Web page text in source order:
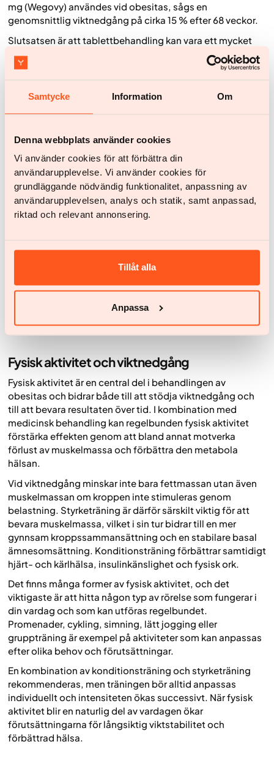
Samtycke Information Om
Denna webbplats använder cookies
Vi använder cookies för att förbättra din
användarupplevelse. Vi använder cookies för
grundläggande nödvändig funktionalitet, anpassning av
användarupplevelsen, analys och statik, samt anpassad,
riktad och relevant annonsering.
Tillåt alla
Anpassa
mg (Wegovy) användes vid obesitas, sågs en
genomsnittlig viktnedgång på cirka 15 % efter 68 veckor.
Slutsatsen är att tablettbehandling kan vara ett mycket
effektivt alternativ till injektioner, hos rätt patient och vid
adekvat dosering.
Viktminskning och kost
vikt och behålla en hälsosam vikt på sikt, även vid
användande av exempelvis tabletter. En varierad och
balanserad kost som innehåller mycket frukt, grönsaker,
fullkornsprodukter, magra proteiner och nyttiga fetter är
en bra grund för viktminskning. Det är också viktigt att
begränsa intaget av socker, salt och mättade fetter för att
ge kroppen de bästa förutsättningarna.
registrera och analysera kost och mönster i hur du äter kan
vara ett effektivt sätt att få koll på vad du äter och
måltider hjälper till att minska risken för att du blir för
hungrig och äter mer än du tänkt. En långsiktigt hållbar
koststrategi är avgörande för att bibehålla uppnådd
viktminskning.
Fysisk aktivitet och viktnedgång
Fysisk aktivitet är en central del i behandlingen av
obesitas och bidrar både till att stödja viktnedgång och
till att bevara resultaten över tid. I kombination med
medicinsk behandling kan regelbunden fysisk aktivitet
förstärka effekten genom att bland annat motverka
förlust av muskelmassa och förbättra den metabola
hälsan.
Vid viktnedgång minskar inte bara fettmassan utan även
muskelmassan om kroppen inte stimuleras genom
belastning. Styrketräning är därför särskilt viktig för att
bevara muskelmassa, vilket i sin tur bidrar till en mer
gynnsam kroppssammansättning och en stabilare basal
ämnesomsättning. Konditionsträning förbättrar samtidigt
hjärt- och kärlhälsa, insulin­känslighet och fysisk ork.
Det finns många former av fysisk aktivitet, och det
viktigaste är att hitta någon typ av rörelse som fungerar i
din vardag och som kan utföras regelbundet.
Promenader, cykling, simning, lätt jogging eller
gruppträning är exempel på aktiviteter som kan anpassas
efter olika behov och förutsättningar.
En kombination av konditionsträning och styrketräning
rekommenderas, men träningen bör alltid anpassas
individuellt och intensiteten ökas successivt. När fysisk
aktivitet blir en naturlig del av vardagen ökar
förutsättningarna för långsiktig viktstabilitet och
förbättrad hälsa.